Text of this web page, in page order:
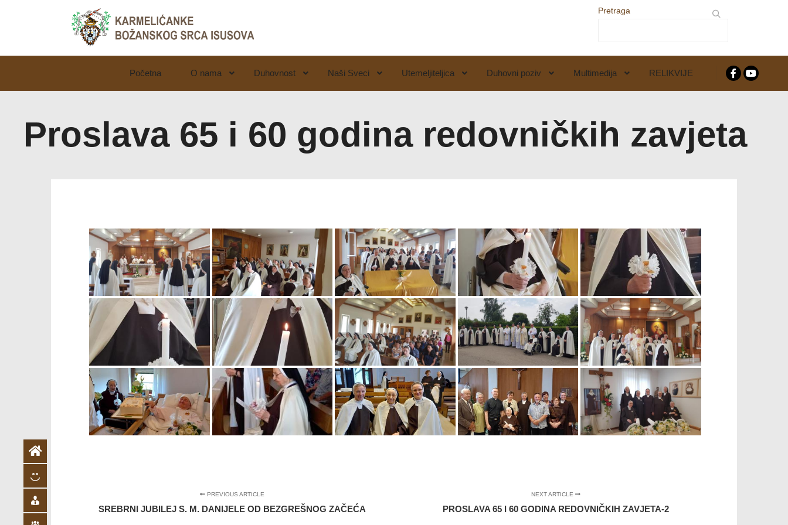
Pretraga
Početna O nama Duhovnost Naši Sveci Utemeljiteljica Duhovni poziv Multimedija RELIKVIJE
Proslava 65 i 60 godina redovničkih zavjeta
PREVIOUS ARTICLE
SREBRNI JUBILEJ S. M. DANIJELE OD BEZGREŠNOG ZAČEĆA
NEXT ARTICLE
PROSLAVA 65 I 60 GODINA REDOVNIČKIH ZAVJETA-2